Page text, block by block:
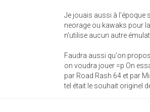
Je jouais aussi à l'époque
neorage ou kawaks pour
n'utilise aucun autre
Faudra aussi qu'on
on voudra jouer =p On
par Road Rash 64 et par
tel était le souhait originel